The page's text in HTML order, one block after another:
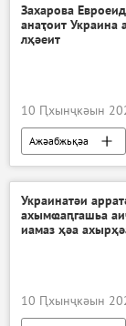
Захарова
анаҭоит Украина
лҳәеит
10 Ԥхынҷкәын
Ажәабжьқәа
Украинатәи
ахымҩаԥгашьа
иамаз ҳәа
10 Ԥхынҷкәын